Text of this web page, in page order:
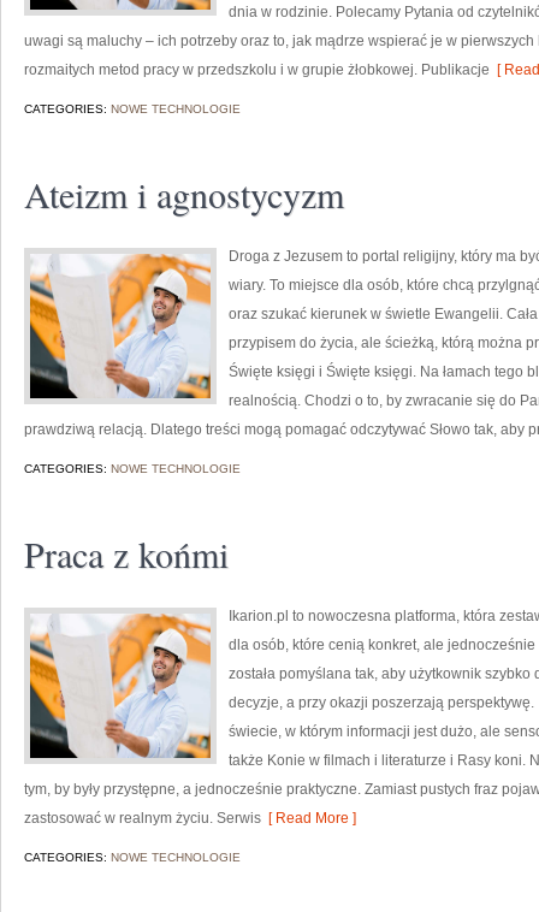
dnia w rodzinie. Polecamy Pytania od
uwagi są maluchy – ich potrzeby oraz to, jak mądrze wspierać je w
rozmaitych metod pracy w przedszkolu i w grupie żłobkowej. Publikacje [
CATEGORIES: NOWE TECHNOLOGIE
Ateizm i agnostycyzm
Droga z Jezusem to portal religijny, który ma
wiary. To miejsce dla osób, które chcą
oraz szukać kierunek w świetle Ewangelii.
przypisem do życia, ale ścieżką, którą można
Święte księgi i Święte księgi. Na łamach tego
realnością. Chodzi o to, by zwracanie się do
prawdziwą relacją. Dlatego treści mogą pomagać odczytywać Słowo tak, aby
CATEGORIES: NOWE TECHNOLOGIE
Praca z końmi
Ikarion.pl to nowoczesna platforma, która
dla osób, które cenią konkret, ale
została pomyślana tak, aby użytkownik
decyzje, a przy okazji poszerzają
świecie, w którym informacji jest dużo, ale
także Konie w filmach i literaturze i Rasy koni.
tym, by były przystępne, a jednocześnie praktyczne. Zamiast pustych fraz
zastosować w realnym życiu. Serwis [ Read More ]
CATEGORIES: NOWE TECHNOLOGIE